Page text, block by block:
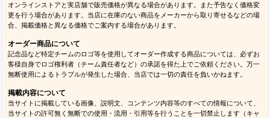
オンラインストアと実店舗で販売価格が異なる場合があります。また予告なく価格変
更を行う場合があります。当店に在庫のない商品をメーカーから取り寄せるなどの場
合、掲載価格と異なる価格でご案内する場合があります。
オーダー商品について
記念品など特定チームのロゴ等を使用してオーダー作成する商品については、必ずお
客様自身でロゴ権利者（チーム責任者など）の承諾を得た上でご依頼ください。万一
無断使用によるトラブルが発生した場合、当店では一切の責任を負いかねます。
掲載内容について
当サイトに掲載している画像、説明文、コンテンツ内容等のすべての情報について、
当サイトの許可無く無断での使用・流用・引用等を行うことを一切禁止します（キャ